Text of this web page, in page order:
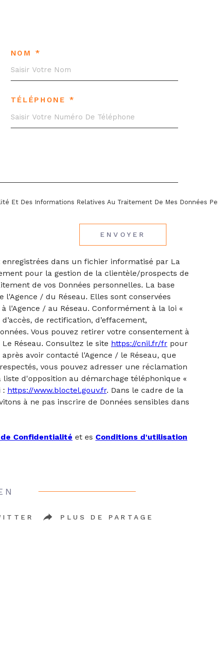
NOM *
TÉLÉPHONE *
Et Des Informations Relatives Au Traitement De Mes Données
ENVOYER
dans un fichier informatisé par La
pour la gestion de la clientèle/prospects de
de vos Données personnelles. La base
/ du Réseau. Elles sont conservées
l'Agence / au Réseau. Conformément à la loi «
de rectification, d’effacement,
Vous pouvez retirer votre consentement à
Réseau. Consultez le site https://cnil.fr/fr pour
avoir contacté l'Agence / le Réseau, que
vous pouvez adresser une réclamation
d'opposition au démarchage téléphonique «
: https://www.bloctel.gouv.fr. Dans le cadre de la
à ne pas inscrire de Données sensibles dans
Confidentialité et es Conditions d'utilisation
PLUS DE PARTAGE